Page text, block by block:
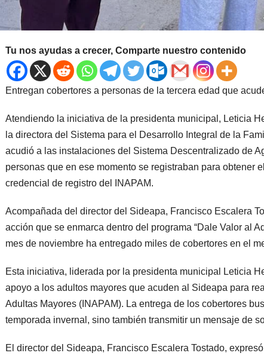
Tu nos ayudas a crecer, Comparte nuestro contenido
Entregan cobertores a personas de la tercera edad que
Atendiendo la iniciativa de la presidenta municipal, Leticia
la directora del Sistema para el Desarrollo Integral de la
acudió a las instalaciones del Sistema Descentralizado de
personas que en ese momento se registraban para obtener
credencial de registro del INAPAM.
Acompañada del director del Sideapa, Francisco Escalera
acción que se enmarca dentro del programa “Dale Valor al
mes de noviembre ha entregado miles de cobertores en el
Esta iniciativa, liderada por la presidenta municipal Leticia
apoyo a los adultos mayores que acuden al Sideapa para
Adultas Mayores (INAPAM). La entrega de los cobertores
temporada invernal, sino también transmitir un mensaje de
El director del Sideapa, Francisco Escalera Tostado,